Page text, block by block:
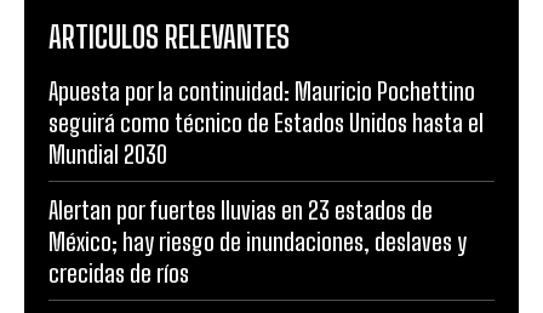
ARTICULOS RELEVANTES
Apuesta por la continuidad: Mauricio Pochettino
seguirá como técnico de Estados Unidos hasta el
Mundial 2030
Alertan por fuertes lluvias en 23 estados de
México; hay riesgo de inundaciones, deslaves y
crecidas de ríos